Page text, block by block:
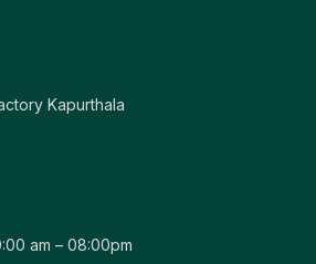
Kapurthala
am – 08:00pm